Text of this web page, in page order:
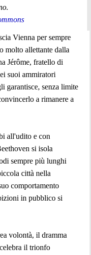
Vienna per sempre
molto allettante dalla
Jérôme, fratello di
suoi ammiratori
garantisce, senza limite
a rimanere a
all'udito e con
si isola
sempre più lunghi
città nella
comportamento
in pubblico si
volontà, il dramma
il trionfo